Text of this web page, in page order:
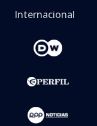
Internacional